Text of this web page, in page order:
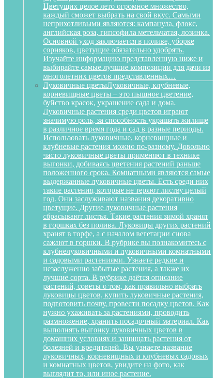
Цветущих целое лето огромное множество,
каждый сможет выбрать на свой вкус. Самыми
неприхотливыми являются: кампанула, флокс,
английская роза, гипсофила метельчатая, лозинка.
Основной уход заключается в поливе, уборке
сорняков, цветущие обязательно удобрять.
Изучайте информацию представленную ниже и
выбирайте самые лучшие композиции для дачи из
многолетних цветов представленных…
Луковичные цветыЛуковичные, клубневые,
корневищные цветы – это пышное цветение,
буйство красок, украшение сада и дома.
Луковичные растения среди цветов играют
значимую роль, за способность украшать жилище
в различное время года и сад в разные периоды.
Использовать луковичные, корневищные и
клубневые растения можно по-разному. Довольно
часто луковичные цветы применяют в технике
выгонки, добиваясь цветения растений раньше
положенного срока. Комнатными являются самые
выдержанные луковичные цветы. Есть среди них
такие растения, которые не теряют листву целый
год. Они заслуживают названия декоративно
цветущие. Другие луковичные растения
сбрасывают листья. Такие растения зимой хранят
в горшках без полива. Луковицы других растений
хранят в торфе, а с началом вегетации снова
сажают в горшки. В рубрике вы познакомитесь с
клубнелуковичными и луковичными комнатными
и садовыми растениями. Узнаете редкие и
незаслуженно забытые растения, а также их
лучшие сорта. В рубрике даётся описание
растений, советы о том, как правильно выбрать
луковицы цветов, купить луковичные растения,
подготовить почву, провести посадку цветов. Как
нужно ухаживать за растениями, проводить
размножение, хранить посадочный материал. Как
выполнять выгонку луковичных цветов в
домашних условиях и защищать растения от
болезней и вредителей. Вы узнаете название
луковичных, корневищных и клубневых садовых
и комнатных цветов, увидите на фото, как
выглядит то, или иное растение.